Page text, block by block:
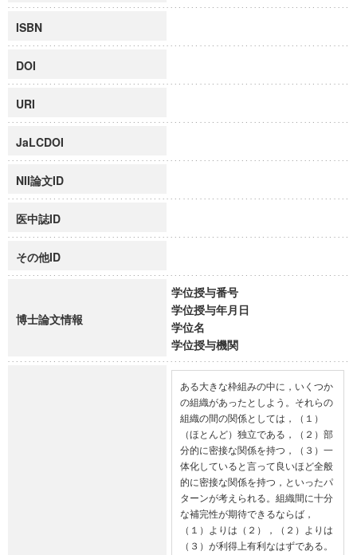
ISBN
DOI
URI
JaLCDOI
NII論文ID
医中誌ID
その他ID
博士論文情報
学位授与番号
学位授与年月日
学位名
学位授与機関
ある大きな枠組みの中に，いくつか
の組織があったとしよう。それらの
組織の間の関係としては，（１）
（ほとんど）独立である，（２）部
分的に密接な関係を持つ，（３）一
体化していると言って良いほど全般
的に密接な関係を持つ，といったパ
ターンが考えられる。組織間に十分
な補完性が期待できるならば，
（１）よりは（２），（２）よりは
（３）が利得上有利なはずである。